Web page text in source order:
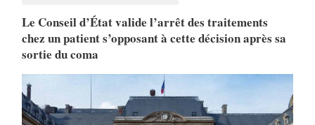
Le Conseil d’État valide l’arrêt des traitements
chez un patient s’opposant à cette décision après sa
sortie du coma